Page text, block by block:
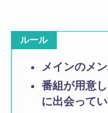
ルール
メインのメ
番組が用意
に出会って